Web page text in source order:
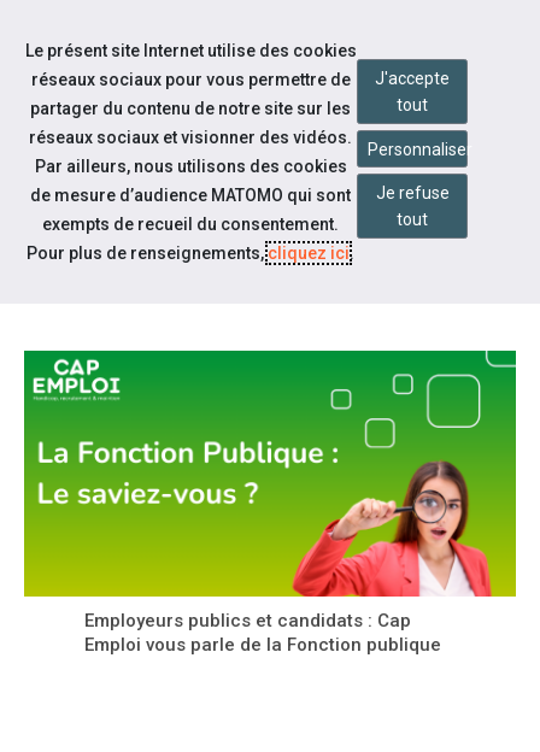
Aller au contenu
Notre actualité
TOUT SAVOIR SUR LA FONCTION
Employeurs publics et candidats : Cap
Emploi vous parle de la Fonction publique
Le présent site Internet utilise des cookies
réseaux sociaux pour vous permettre de
partager du contenu de notre site sur les
réseaux sociaux et visionner des vidéos.
Par ailleurs, nous utilisons des cookies
de mesure d’audience MATOMO qui sont
exempts de recueil du consentement.
Pour plus de renseignements,cliquez ici.
J'accepte
tout
Personnaliser
Je refuse
tout